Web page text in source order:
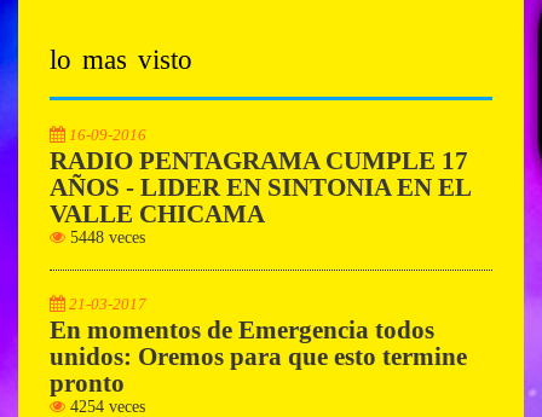
lo mas visto
16-09-2016
RADIO PENTAGRAMA CUMPLE 17
AÑOS - LIDER EN SINTONIA EN EL
VALLE CHICAMA
5448 veces
21-03-2017
En momentos de Emergencia todos
unidos: Oremos para que esto termine
pronto
4254 veces